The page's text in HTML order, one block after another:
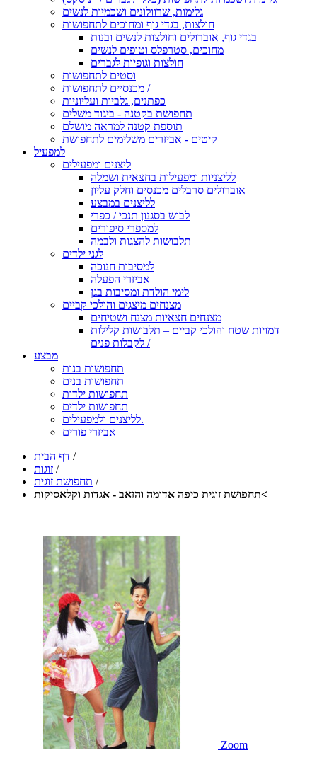
גלימות, שרוולונים ושכמיות לנשים
חולצות, בגדי גוף ומחוכים לתחפושות
בגדי גוף, אוברולים וחולצות לנשים ובנות
מחוכים, סטרפלס וטופים לנשים
חולצות וגופיות לגברים
וסטים לתחפושות
מכנסיים לתחפושות /
כפתנים, גלביות ועליוניות
תחפושת בקטנה - ביגוד משלים
תוספת קטנה למראה מושלם
קיטים - אביזרים משלימים לתחפושת
למפעיל
ליצנים ומפעילים
לליצניות ומפעילות בחצאית ושמלה
אוברולים סרבלים מכנסים וחלק עליון
לליצנים במבצע
לבוש בסגנון תנכי / כפרי
למספרי סיפורים
תלבושות להצגות ולבמה
לגני ילדים
למסיבות חנוכה
אביזרי הפעלה
לימי הולדת ומסיבות בגן
מצנחים מיצגים והולכי קביים
מצנחים חצאיות מצנח ושטיחים
דמויות שטח והולכי קביים – תלבושות קלילות
לקבלות פנים /
מבצע
תחפושות בנות
תחפושות בנים
תחפושות ילדות
תחפושות ילדים
לליצנים ולמפעילים.
אביזרי פורים
דף הבית /
זוגות /
תחפושת זוגית /
תחפושת זוגית כיפה אדומה והזאב - אגדות וקלאסיקות<
Zoom